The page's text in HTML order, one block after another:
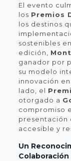
El evento
los Premios
los destinos
sostenibles
edición,
ganador por
su modelo
innovación
lado, el
otorgado a
compromiso
presentación
accesible y
Un
Colaboración